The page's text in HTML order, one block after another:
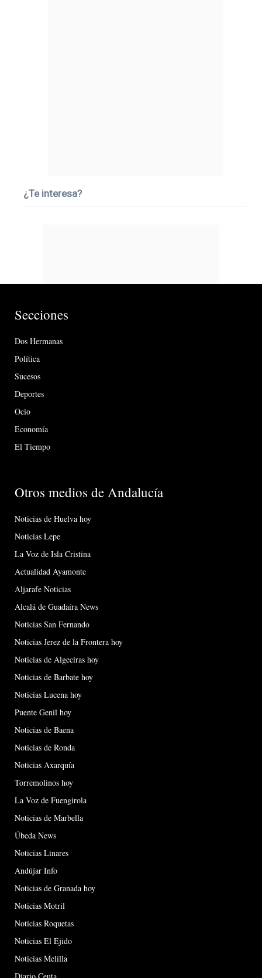
¿Te interesa?
Secciones
Dos Hermanas
Política
Sucesos
Deportes
Ocio
Economía
El Tiempo
Otros medios de Andalucía
Noticias de Huelva hoy
Noticias Lepe
La Voz de Isla Cristina
Actualidad Ayamonte
Aljarafe Noticias
Alcalá de Guadaíra News
Noticias San Fernando
Noticias Jerez de la Frontera hoy
Noticias de Algeciras hoy
Noticias de Barbate hoy
Noticias Lucena hoy
Puente Genil hoy
Noticias de Baena
Noticias de Ronda
Noticias Axarquía
Torremolinos hoy
La Voz de Fuengirola
Noticias de Marbella
Úbeda News
Noticias Linares
Andújar Info
Noticias de Granada hoy
Noticias Motril
Noticias Roquetas
Noticias El Ejido
Noticias Melilla
Diario Ceuta